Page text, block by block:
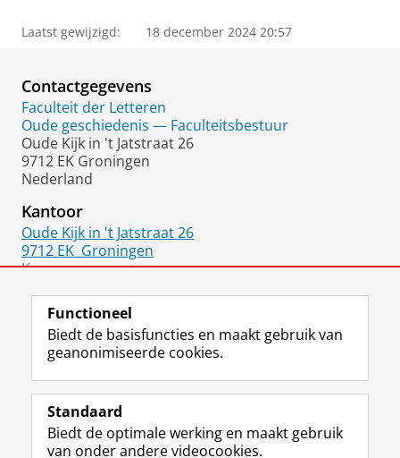
Laatst gewijzigd: 18 december 2024 20:57
Contactgegevens
Faculteit der Letteren
Oude geschiedenis — Faculteitsbestuur
Oude Kijk in 't Jatstraat 26
9712 EK Groningen
Nederland
Kantoor
Oude Kijk in 't Jatstraat 26
9712 EK Groningen
Kamer:
Volg de RUG
F
a
e
L
i
k
R
S
-
I
n
t
Y
o
T
Studiekiezers
Functioneel
Biedt de basisfuncties en maakt gebruik van
geanonimiseerde cookies.
Standaard
Biedt de optimale werking en maakt gebruik
van onder andere videocookies.